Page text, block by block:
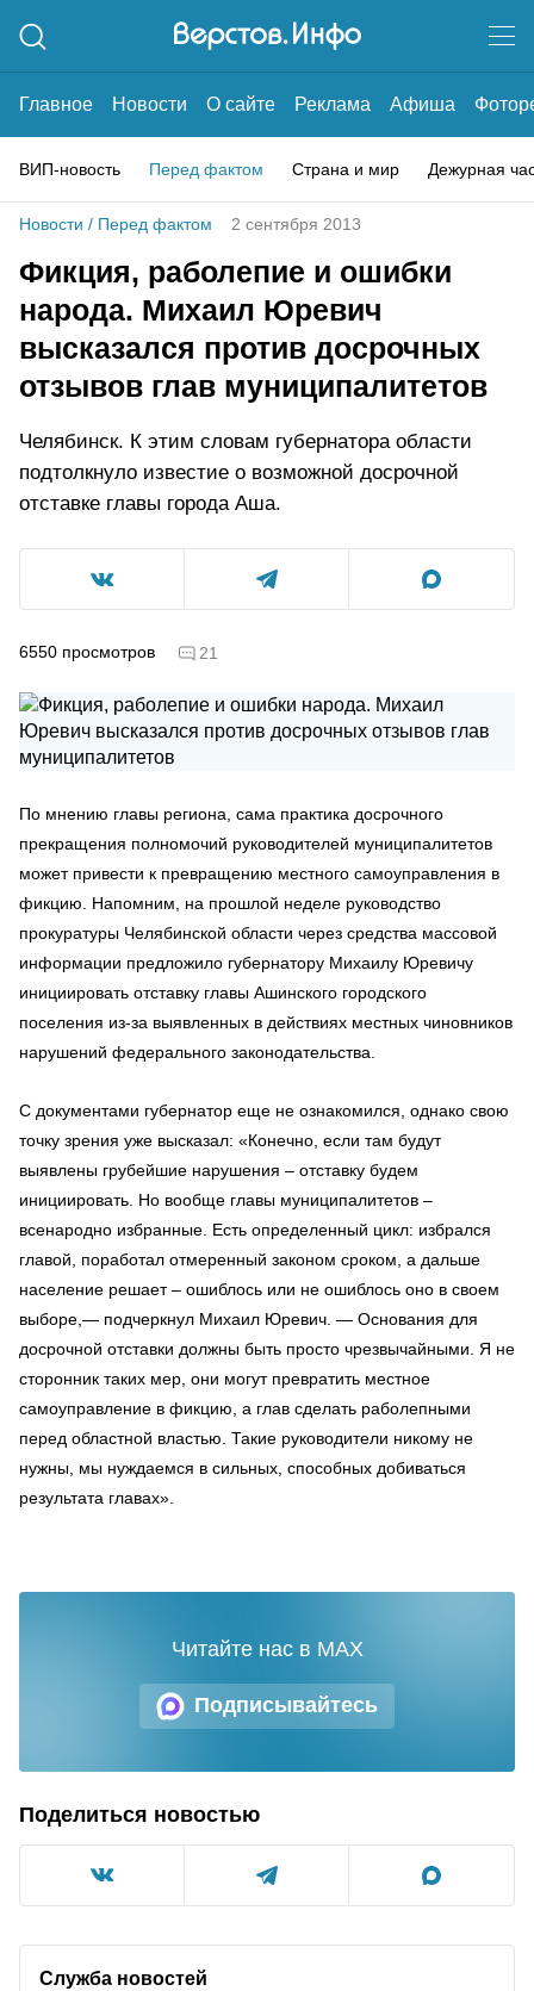
Главное Новости О сайте Реклама Афиша
ВИП-новость Перед фактом Страна и мир Дежурная
Новости / Перед фактом 2 сентября 2013
Фикция, раболепие и ошибки
народа. Михаил Юревич
высказался против досрочных
отзывов глав муниципалитетов
Челябинск. К этим словам губернатора области
подтолкнуло известие о возможной досрочной
отставке главы города Аша.
6550 просмотров 21
По мнению главы региона, сама практика досрочного
прекращения полномочий руководителей муниципалитетов
может привести к превращению местного самоуправления в
фикцию. Напомним, на прошлой неделе руководство
прокуратуры Челябинской области через средства массовой
информации предложило губернатору Михаилу Юревичу
инициировать отставку главы Ашинского городского
поселения из-за выявленных в действиях местных чиновников
нарушений федерального законодательства.
С документами губернатор еще не ознакомился, однако свою
точку зрения уже высказал: «Конечно, если там будут
выявлены грубейшие нарушения – отставку будем
инициировать. Но вообще главы муниципалитетов –
всенародно избранные. Есть определенный цикл: избрался
главой, поработал отмеренный законом сроком, а дальше
население решает – ошиблось или не ошиблось оно в своем
выборе,— подчеркнул Михаил Юревич. — Основания для
досрочной отставки должны быть просто чрезвычайными. Я не
сторонник таких мер, они могут превратить местное
самоуправление в фикцию, а глав сделать раболепными
перед областной властью. Такие руководители никому не
нужны, мы нуждаемся в сильных, способных добиваться
результата главах».
Подписывайтесь
Читайте нас в MAX
Поделиться новостью
Служба новостей